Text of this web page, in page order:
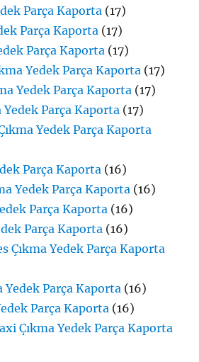
Parça Kaporta (17)
Parça Kaporta (17)
Parça Kaporta (17)
Yedek Parça Kaporta (17)
Yedek Parça Kaporta (17)
Yedek Parça Kaporta (17)
Yedek Parça Kaporta
Parça Kaporta (16)
Yedek Parça Kaporta (16)
Parça Kaporta (16)
Parça Kaporta (16)
Çıkma Yedek Parça Kaporta
Yedek Parça Kaporta (16)
Parça Kaporta (16)
Çıkma Yedek Parça Kaporta